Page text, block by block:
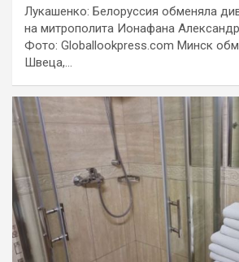
Лукашенко: Белоруссия обменяла
на митрополита Ионафана
Фото: Globallookpress.com Минск
Швеца,…